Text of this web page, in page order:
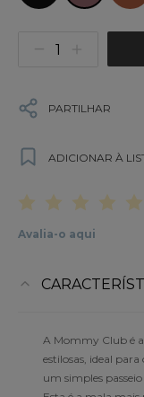
PARTILHAR
ADICIONAR À
Avalia-o aqui
A Mommy Club é
estilosas, ideal
um simples